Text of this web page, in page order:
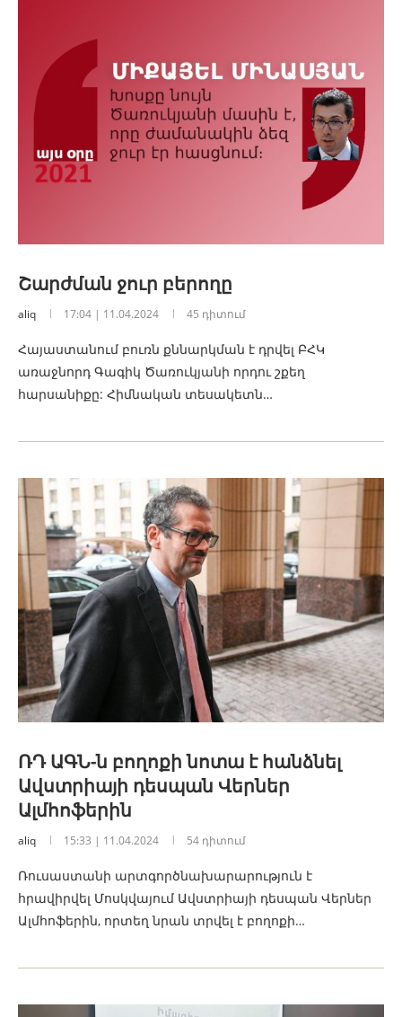
Շարժման ջուր բերողը
aliq 17:04 | 11.04.2024 45 դիտում
Հայաստանում բուռն քննարկման է դրվել ԲՀԿ
առաջնորդ Գագիկ Ծառուկյանի որդու շքեղ
հարսանիքը: Հիմնական տեսակետն…
ՌԴ ԱԳՆ-ն բողոքի նոտա է հանձնել
Ավստրիայի դեսպան Վերներ
Ալմհոֆերին
aliq 15:33 | 11.04.2024 54 դիտում
Ռուսաստանի արտգործնախարարություն է
հրավիրվել Մոսկվայում Ավստրիայի դեսպան Վերներ
Ալմհոֆերին, որտեղ նրան տրվել է բողոքի…